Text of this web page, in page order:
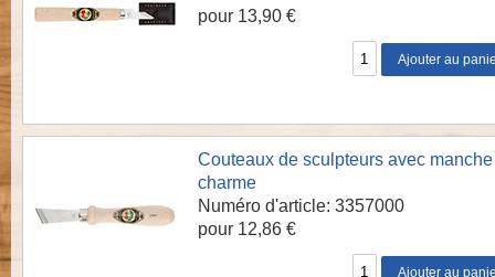
pour 13,90 €
Couteaux de sculpteurs avec
charme
Numéro d'article: 3357000
pour 12,86 €